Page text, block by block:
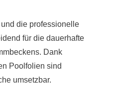
die professionelle
für die dauerhafte
Dank
Poolfolien sind
umsetzbar.